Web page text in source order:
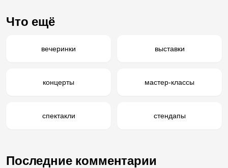
Что ещё
вечеринки выставки
концерты мастер-классы
спектакли стендапы
Последние комментарии